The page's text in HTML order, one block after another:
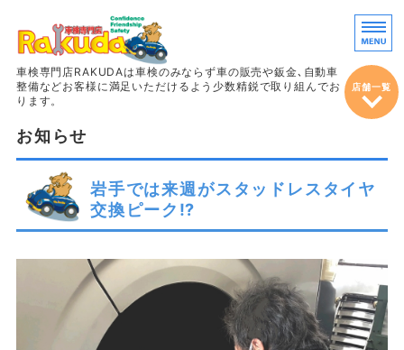
車両販売・
車検専門店RAKUDAは車検のみならず車の販売や鈑金､自動車
整備などお客様に満足いただけるよう少数精鋭で取り組んでお
ります。
ホーム
整備＆定期点検
鈑金・塗装
車両販売
お知らせ
岩手では来週がスタッドレスタイヤ
交換ピーク⁉
店舗一覧